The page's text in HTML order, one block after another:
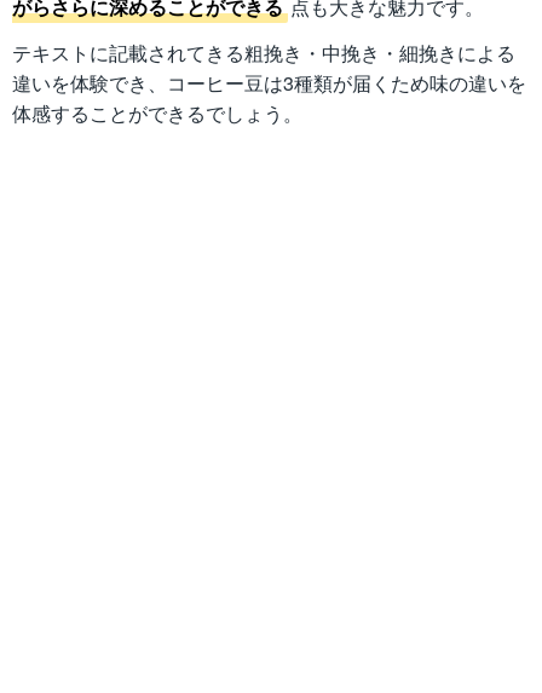
がらさらに深めることができる 点も大きな魅力です。
テキストに記載されてきる粗挽き・中挽き・細挽きによる
違いを体験でき、コーヒー豆は3種類が届くため味の違いを
体感することができるでしょう。